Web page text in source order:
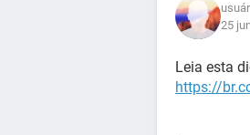
25
Leia esta
https://